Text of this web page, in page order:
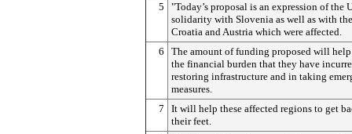
5
"Today’s proposal is an expression of the
solidarity with Slovenia as well as with
Croatia and Austria which were affected.
6
The amount of funding proposed will
the financial burden that they have
restoring infrastructure and in taking
measures.
7
It will help these affected regions to get
their feet.